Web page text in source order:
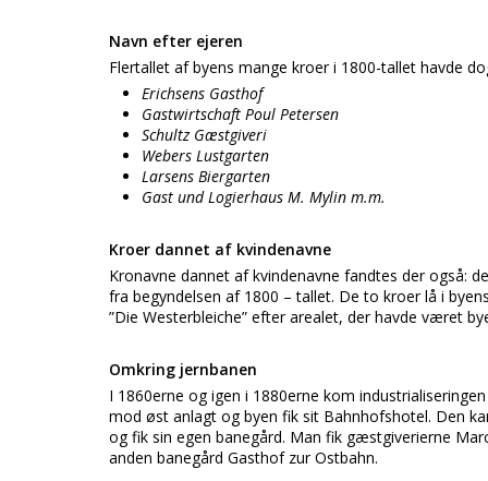
Navn efter ejeren
Flertallet af byens mange kroer i 1800-tallet havde
Erichsens Gasthof
Gastwirtschaft Poul Petersen
Schultz Gæstgiveri
Webers Lustgarten
Larsens Biergarten
Gast und Logierhaus M. Mylin m.m.
Kroer dannet af kvindenavne
Kronavne dannet af kvindenavne fandtes der også:
fra begyndelsen af 1800 – tallet. De to kroer lå i
”Die Westerbleiche” efter arealet, der havde været
Omkring jernbanen
I 1860erne og igen i 1880erne kom
mod øst anlagt og byen fik sit Bahnhofshotel. Den
og fik sin egen banegård. Man fik gæstgiverierne
anden banegård Gasthof zur Ostbahn.